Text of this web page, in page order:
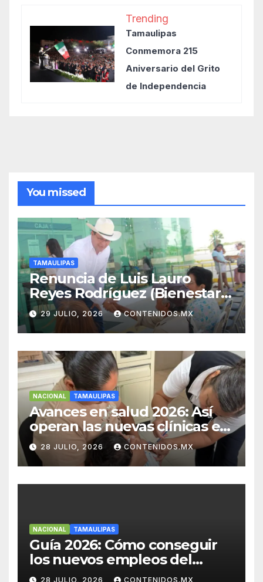
Trending
Tamaulipas
Conmemora 215
Aniversario del Grito
de Independencia
You missed
TAMAULIPAS
Renuncia de Luis Lauro
Reyes Rodríguez (Bienestar
Tamaulipas)
29 JULIO, 2026 CONTENIDOS.MX
NACIONAL TAMAULIPAS
Avances en salud 2026: Así
operan las nuevas clínicas en
el Noreste
28 JULIO, 2026 CONTENIDOS.MX
NACIONAL TAMAULIPAS
Guía 2026: Cómo conseguir
los nuevos empleos del
Nearshoring en el Noreste
28 JULIO, 2026 CONTENIDOS.MX